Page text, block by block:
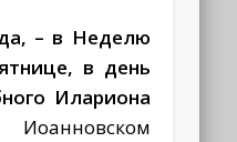
– в Неделю
в день
Илариона